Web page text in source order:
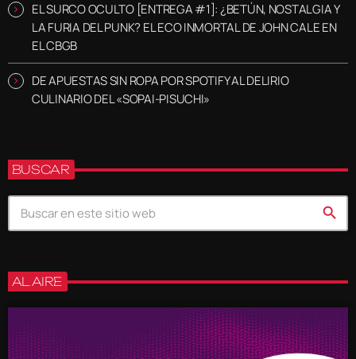
EL SURCO OCULTO [ENTREGA #1]: ¿BETÚN, NOSTALGIA Y
LA FURIA DEL PUNK? EL ECO INMORTAL DE JOHN CALE EN
EL CBGB
DE APUESTAS SIN ROPA POR SPOTIFY AL DELIRIO
CULINARIO DEL «SOPAI-PISUCHI»
BUSCAR
search
AL AIRE